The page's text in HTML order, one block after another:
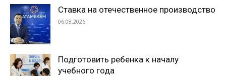
Ставка на отечественное производство
06.08.2026
Подготовить ребенка к началу
учебного года